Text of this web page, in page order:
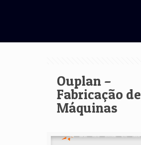
Ouplan –
Fabricação de
Máquinas